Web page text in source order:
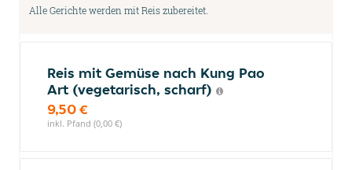
Alle Gerichte werden mit Reis zubereitet.
Reis mit Gemüse nach Kung Pao
Art (vegetarisch, scharf)
9,50 €
inkl. Pfand (0,00 €)